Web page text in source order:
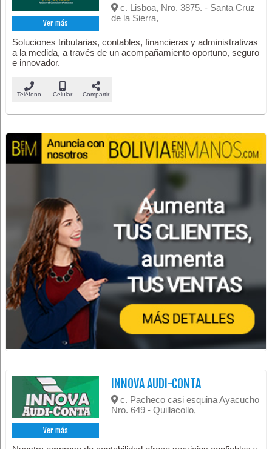
Ver más
c. Lisboa, Nro. 3875. - Santa Cruz
de la Sierra,
Soluciones tributarias, contables, financieras y administrativas
a la medida, a través de un acompañamiento oportuno, seguro
e innovador.
Teléfono Celular Compartir
Ver más
INNOVA AUDI-CONTA
c. Pacheco casi esquina Ayacucho
Nro. 649 - Quillacollo,